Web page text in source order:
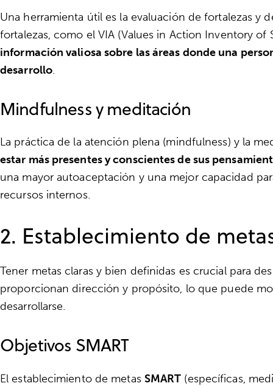
Una herramienta útil es la evaluación de fortalezas y
fortalezas, como el VIA (Values in Action Inventory
información valiosa sobre las áreas donde una
desarrollo.
Mindfulness y meditación
La práctica de la atención plena (mindfulness) y la
estar más presentes y conscientes de sus
una mayor autoaceptación y una mejor capacidad
recursos internos.
2. Establecimiento de
Tener metas claras y bien definidas es crucial para
proporcionan dirección y propósito, lo que puede
desarrollarse.
Objetivos SMART
El establecimiento de metas SMART (específicas,